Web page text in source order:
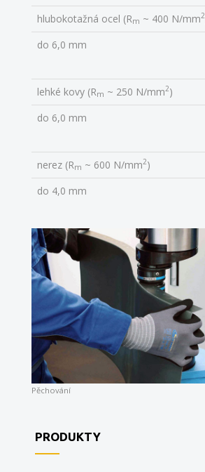
hlubokotažná ocel (Rm ~ 400 N/mm2
do 6,0 mm
lehké kovy (Rm ~ 250 N/mm2)
do 6,0 mm
nerez (Rm ~ 600 N/mm2)
do 4,0 mm
Pěchování
PRODUKTY